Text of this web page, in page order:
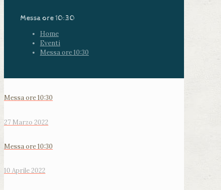
Messa ore 10:30
Home
Eventi
Messa ore 10:30
Messa ore 10:30
27 Marzo 2022
Messa ore 10:30
10 Aprile 2022